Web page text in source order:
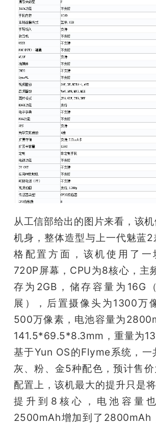
爱
搞
从工信部给出的图片来看，该
机身，整体造型与上一代魅蓝
格配置方面，该机使用了一
720P屏幕，CPU为8核心，主
存为2GB，储存容量为16G
展），后置摄像头为1300万
500万像素，电池容量为
141.5*69.5*8.3mm，重量为
基于Yun OS的Flyme系统，一
灰、粉、金5种配色，预计售
配置上，该机最大的提升只是
提升到8核心，电池容量
2500mAh增加到了2800mAh